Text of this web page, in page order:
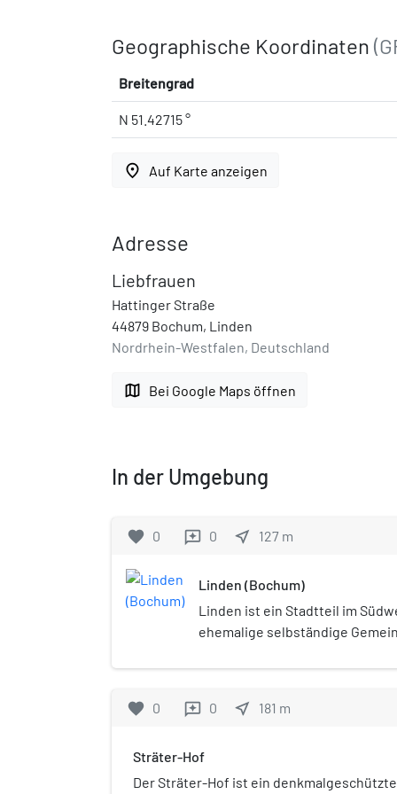
Geographische Koordinaten
Breitengrad
N 51.42715 °
place Auf Karte anzeigen
Adresse
Liebfrauen
Hattinger Straße
44879 Bochum, Linden
Nordrhein-Westfalen, Deutschland
map Bei Google Maps öffnen
In der Umgebung
favorite 0 reviews 0 near_me 127 m
Linden (Bochum)
Linden ist ein Stadtteil im
ehemalige selbständige
Dahlhausen und 1929 mit
favorite 0 reviews 0 near_me 181 m
Sträter-Hof
Der Sträter-Hof ist ein